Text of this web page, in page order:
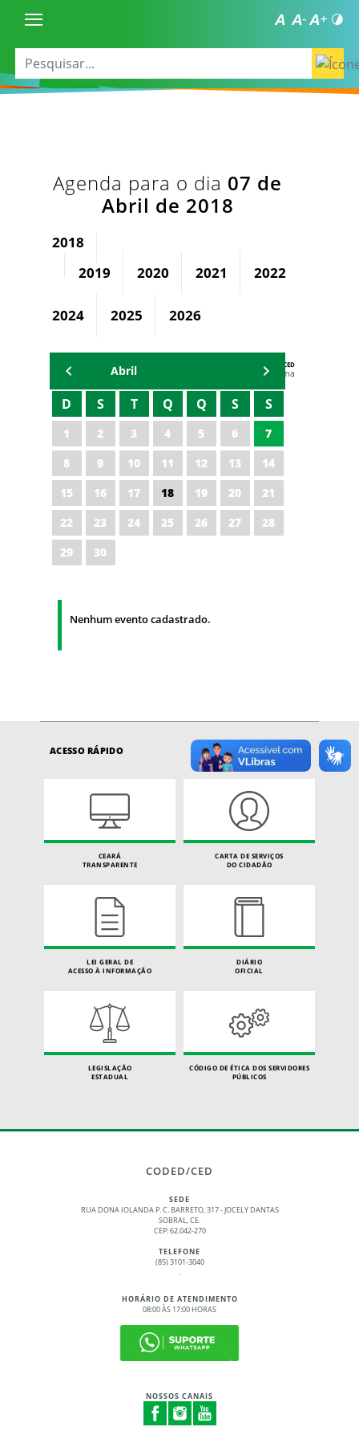
Agenda para o dia 07 de
Abril de 2018
2018
2019
2020 2021 2022
2024 2025 2026
AGENDA DA CODED/CED
Vagna Lima
Abril
D S T Q Q S S
1 2 3 4 5 6
7
8
9 10 11 12 13
14
15
16 17 18 19 20
21
22
23 24 25 26 27
28
29
30
Nenhum evento cadastrado.
ACESSO RÁPIDO
CEARÁ
TRANSPARENTE
CARTA DE SERVIÇOS
DO CIDADÃO
LEI GERAL DE
ACESSO À INFORMAÇÃO
DIÁRIO
OFICIAL
LEGISLAÇÃO
ESTADUAL
CÓDIGO DE ÉTICA DOS SERVIDORES
PÚBLICOS
CODED/CED
SEDE
RUA DONA IOLANDA P. C. BARRETO, 317 - JOCELY DANTAS
SOBRAL, CE.
CEP: 62.042-270
TELEFONE
(85) 3101-3040
.
HORÁRIO DE ATENDIMENTO
08:00 ÀS 17:00 HORAS
NOSSOS CANAIS